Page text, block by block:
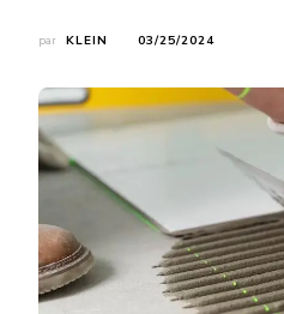
par KLEIN 03/25/2024